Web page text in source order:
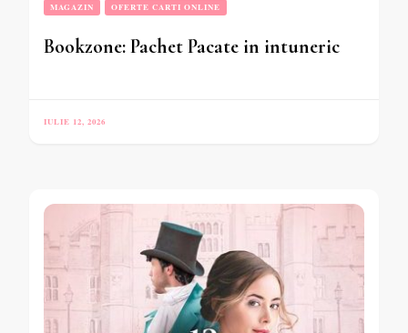
MAGAZIN OFERTE CARTI ONLINE
Bookzone: Pachet Pacate in intuneric
IULIE 12, 2026